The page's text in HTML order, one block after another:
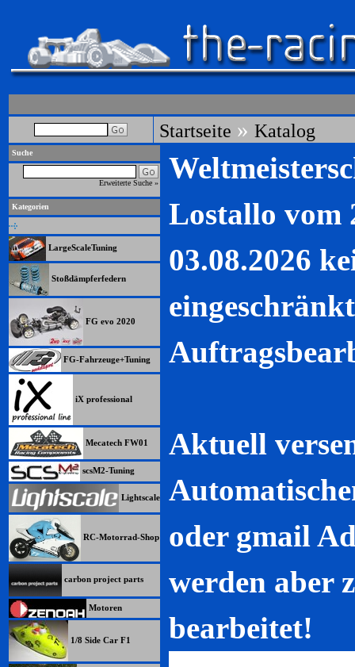
Startseite » Katalog
Suche
Erweiterte Suche »
Kategorien
LargeScaleTuning
Stoßdämpferfedern
FG evo 2020
FG-Fahrzeuge+Tuning
iX professional
Mecatech FW01
scsM2-Tuning
Lightscale
RC-Motorrad-Shop
carbon project parts
Motoren
1/8 Side Car F1
Lostallo vom
03.08.2026
Aktuell
oder gmail
werden aber
bearbeitet!